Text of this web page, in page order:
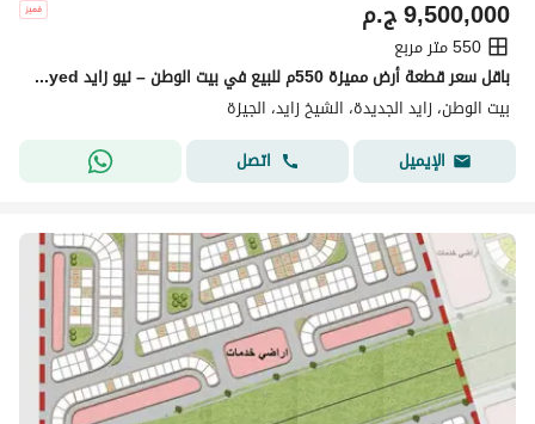
ج.م9,500,000
550 متر مربع
باقل سعر قطعة أرض مميزة 550م للبيع في بيت الوطن – نيو زايد Beit Al Watan – New Zayed فرصة استثمارية مميزة في موقع استراتيجي
بيت الوطن، زايد الجديدة، الشيخ زايد، الجيزة
الإيميل
اتصل